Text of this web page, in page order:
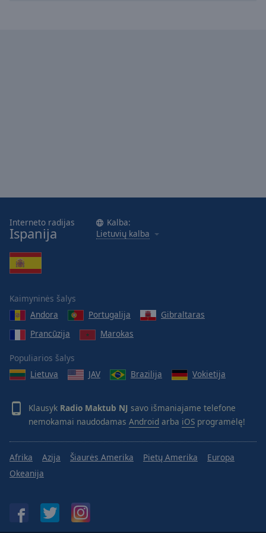
Font
Family
Reset
Close
Modal
Dialog
window.
Interneto radijas
Ispanija
Kalba:
Lietuvių kalba
Kaimyninės šalys
Andora
Portugalija
Gibraltaras
Prancūzija
Marokas
Populiarios šalys
Lietuva
JAV Brazilija Vokietija
Klausyk Radio Maktub NJ savo išmaniajame telefone
nemokamai naudodamas Android arba iOS programėlę!
Afrika Azija Šiaurės Amerika Pietų Amerika
Europa
Okeanija